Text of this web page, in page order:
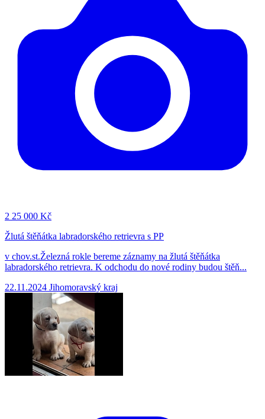
2 25 000 Kč
Žlutá štěňátka labradorského retrievra s PP
v chov.st.Železná rokle bereme záznamy na žlutá štěňátka
labradorského retrievra. K odchodu do nové rodiny budou štěň...
22.11.2024 Jihomoravský kraj